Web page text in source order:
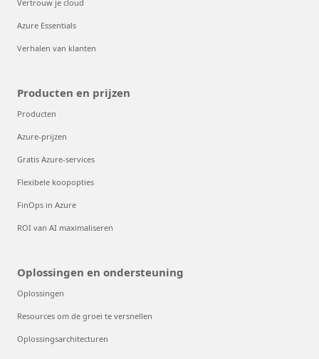
Vertrouw je cloud
Azure Essentials
Verhalen van klanten
Producten en prijzen
Producten
Azure-prijzen
Gratis Azure-services
Flexibele koopopties
FinOps in Azure
ROI van AI maximaliseren
Oplossingen en ondersteuning
Oplossingen
Resources om de groei te versnellen
Oplossingsarchitecturen